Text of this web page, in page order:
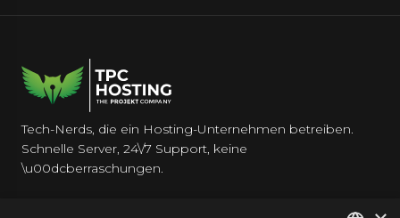
Tech-Nerds, die ein Hosting-Unternehmen betreiben.
Schnelle Server, 24\/7 Support, keine
\u00dcberraschungen.